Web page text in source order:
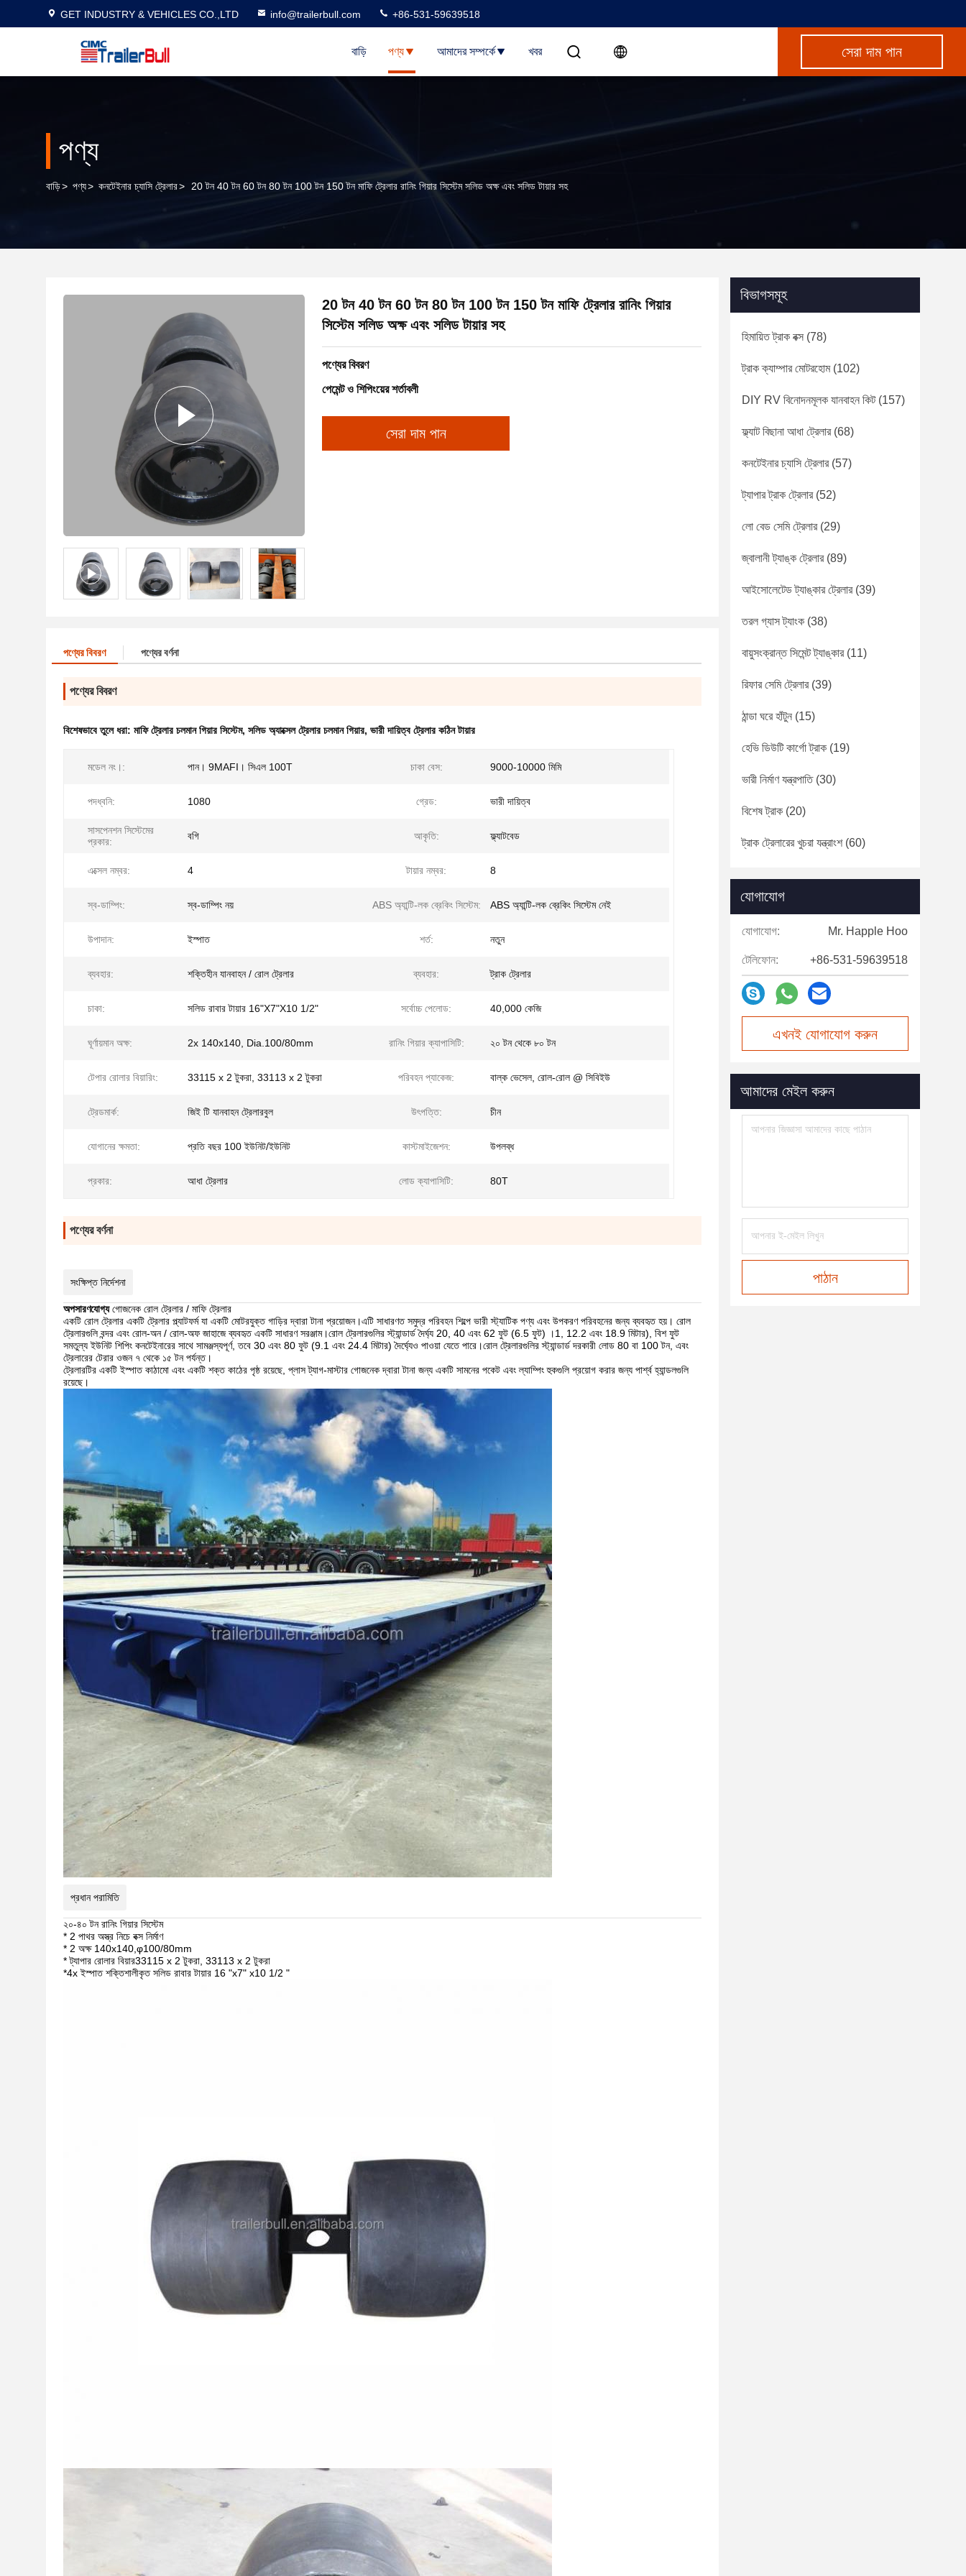
GET INDUSTRY & VEHICLES CO.,LTD info@trailerbull.com +86-531-59639518
বাড়ি পণ্য আমাদের সম্পর্কে খবর সেরা দাম পান
পণ্য
বাড়ি> পণ্য> কনটেইনার চ্যাসি ট্রেলার> 20 টন 40 টন 60 টন 80 টন 100 টন 150 টন মাফি ট্রেলার রানিং গিয়ার সিস্টেম সলিড অক্ষ এবং সলিড টায়ার সহ
20 টন 40 টন 60 টন 80 টন 100 টন 150 টন মাফি ট্রেলার রানিং গিয়ার
সিস্টেম সলিড অক্ষ এবং সলিড টায়ার সহ
পণ্যের বিবরণ
পেমেন্ট ও শিপিংয়ের শর্তাবলী
সেরা দাম পান
পণ্যের বিবরণ পণ্যের বর্ণনা
পণ্যের বিবরণ
বিশেষভাবে তুলে ধরা: মাফি ট্রেলার চলমান গিয়ার সিস্টেম, সলিড অ্যাক্সেল ট্রেলার চলমান গিয়ার, ভারী দায়িত্ব ট্রেলার কঠিন টায়ার
মডেল নং।: পান। 9MAFI। সিএল 100T চাকা বেস: 9000-10000 মিমি
পদধ্বনি: 1080 গ্রেড: ভারী দায়িত্ব
সাসপেনশন সিস্টেমের
প্রকার:
বগি আকৃতি: ফ্ল্যাটবেড
এক্সেল নম্বর: 4 টায়ার নম্বর: 8
স্ব-ডাম্পিং: স্ব-ডাম্পিং নয় ABS অ্যান্টি-লক ব্রেকিং সিস্টেম: ABS অ্যান্টি-লক ব্রেকিং সিস্টেম নেই
উপাদান: ইস্পাত শর্ত: নতুন
ব্যবহার: শক্তিহীন যানবাহন / রোল ট্রেলার ব্যবহার: ট্রাক ট্রেলার
চাকা: সলিড রাবার টায়ার 16"X7"X10 1/2" সর্বোচ্চ পেলোড: 40,000 কেজি
ঘূর্ণায়মান অক্ষ: 2x 140x140, Dia.100/80mm রানিং গিয়ার ক্যাপাসিটি: ২০ টন থেকে ৮০ টন
টেপার রোলার বিয়ারিং: 33115 x 2 টুকরা, 33113 x 2 টুকরা পরিবহন প্যাকেজ: বাল্ক ভেসেল, রোল-রোল @ সিবিইউ
ট্রেডমার্ক: জিই টি যানবাহন ট্রেলারবুল উৎপত্তি: চীন
যোগানের ক্ষমতা: প্রতি বছর 100 ইউনিট/ইউনিট কাস্টমাইজেশন: উপলব্ধ
প্রকার: আধা ট্রেলার লোড ক্যাপাসিটি: 80T
পণ্যের বর্ণনা
সংক্ষিপ্ত নির্দেশনা
অপসারণযোগ্য গোজনেক রোল ট্রেলার / মাফি ট্রেলার
একটি রোল ট্রেলার একটি ট্রেলার প্ল্যাটফর্ম যা একটি মোটরযুক্ত গাড়ির দ্বারা টানা প্রয়োজন।এটি সাধারণত সমুদ্র পরিবহন শিল্পে ভারী স্ট্যাটিক পণ্য এবং উপকরণ পরিবহনের জন্য ব্যবহৃত হয়। রোল
ট্রেলারগুলি বন্দর এবং রোল-অন / রোল-অফ জাহাজে ব্যবহৃত একটি সাধারণ সরঞ্জাম।রোল ট্রেলারগুলির স্ট্যান্ডার্ড দৈর্ঘ্য 20, 40 এবং 62 ফুট (6.5 ফুট) ।1, 12.2 এবং 18.9 মিটার), বিশ ফুট
সমতুল্য ইউনিট শিপিং কনটেইনারের সাথে সামঞ্জস্যপূর্ণ, তবে 30 এবং 80 ফুট (9.1 এবং 24.4 মিটার) দৈর্ঘ্যেও পাওয়া যেতে পারে।রোল ট্রেলারগুলির স্ট্যান্ডার্ড দরকারী লোড 80 বা 100 টন, এবং
ট্রেলারের টেরার ওজন ৭ থেকে ১৫ টন পর্যন্ত।
ট্রেলারটির একটি ইস্পাত কাঠামো এবং একটি শক্ত কাঠের পৃষ্ঠ রয়েছে, প্লাস ট্যাগ-মাস্টার গোজনেক দ্বারা টানা জন্য একটি সামনের পকেট এবং ল্যাম্পিং হুকগুলি প্রয়োগ করার জন্য পার্শ্ব হ্যান্ডলগুলি
রয়েছে।
প্রধান পরামিতি
২০-৪০ টন রানিং গিয়ার সিস্টেম
* 2 পাথর অস্ত্র নিচে বক্স নির্মাণ
* 2 অক্ষ 140x140,φ100/80mm
* ট্যাপার রোলার বিয়ার33115 x 2 টুকরা, 33113 x 2 টুকরা
*4x ইস্পাত শক্তিশালীকৃত সলিড রাবার টায়ার 16 "x7" x10 1/2 "
বিভাগসমূহ
হিমায়িত ট্রাক বক্স (78)
ট্রাক ক্যাম্পার মোটরহোম(102)
DIY RV বিনোদনমূলক যানবাহন কিট(157)
ফ্ল্যাট বিছানা আধা ট্রেলার(68)
কনটেইনার চ্যাসি ট্রেলার(57)
ট্যাপার ট্রাক ট্রেলার(52)
লো বেড সেমি ট্রেলার(29)
জ্বালানী ট্যাঙ্ক ট্রেলার(89)
আইসোলেটেড ট্যাঙ্কার ট্রেলার(39)
তরল গ্যাস ট্যাংক (38)
বায়ুসংক্রান্ত সিমেন্ট ট্যাঙ্কার(11)
রিফার সেমি ট্রেলার(39)
ঠান্ডা ঘরে হাঁটুন (15)
হেভি ডিউটি ​​কার্গো ট্রাক (19)
ভারী নির্মাণ যন্ত্রপাতি(30)
বিশেষ ট্রাক (20)
ট্রাক ট্রেলারের খুচরা যন্ত্রাংশ(60)
যোগাযোগ
যোগাযোগ: Mr. Happle Hoo
টেলিফোন: +86-531-59639518
এখনই যোগাযোগ করুন
আমাদের মেইল করুন
পাঠান